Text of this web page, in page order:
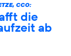
CCO:
die
ab